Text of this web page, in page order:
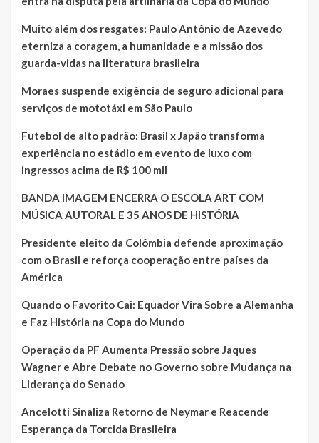
Muito além dos resgates: Paulo Antônio de Azevedo
eterniza a coragem, a humanidade e a missão dos
guarda-vidas na literatura brasileira
Moraes suspende exigência de seguro adicional para
serviços de mototáxi em São Paulo
Futebol de alto padrão: Brasil x Japão transforma
experiência no estádio em evento de luxo com
ingressos acima de R$ 100 mil
BANDA IMAGEM ENCERRA O ESCOLA ART COM
MÚSICA AUTORAL E 35 ANOS DE HISTÓRIA
Presidente eleito da Colômbia defende aproximação
com o Brasil e reforça cooperação entre países da
América
Quando o Favorito Cai: Equador Vira Sobre a Alemanha
e Faz História na Copa do Mundo
Operação da PF Aumenta Pressão sobre Jaques
Wagner e Abre Debate no Governo sobre Mudança na
Liderança do Senado
Ancelotti Sinaliza Retorno de Neymar e Reacende
Esperança da Torcida Brasileira